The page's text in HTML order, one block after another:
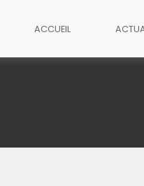
ACCUEIL